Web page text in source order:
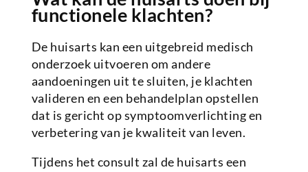
functionele klachten?
De huisarts kan een uitgebreid medisch
onderzoek uitvoeren om andere
aandoeningen uit te sluiten, je klachten
valideren en een behandelplan opstellen
dat is gericht op symptoomverlichting en
verbetering van je kwaliteit van leven.
Tijdens het consult zal de huisarts een